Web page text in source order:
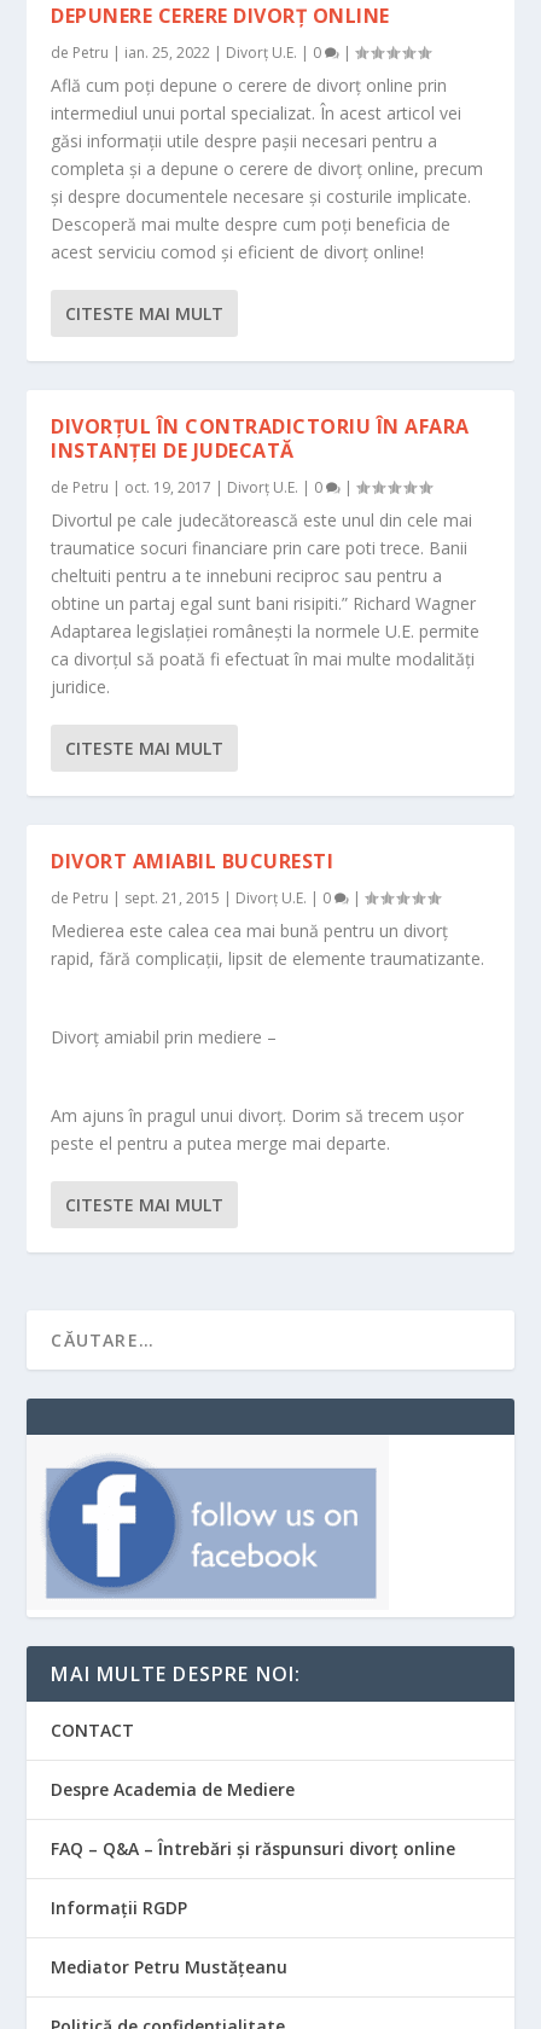
DEPUNERE CERERE DIVORȚ ONLINE
de Petru | ian. 25, 2022 | Divorț U.E. | 0 |
Află cum poți depune o cerere de divorț online prin
intermediul unui portal specializat. În acest articol vei
găsi informații utile despre pașii necesari pentru a
completa și a depune o cerere de divorț online, precum
și despre documentele necesare și costurile implicate.
Descoperă mai multe despre cum poți beneficia de
acest serviciu comod și eficient de divorț online!
CITESTE MAI MULT
DIVORȚUL ÎN CONTRADICTORIU ÎN AFARA
INSTANȚEI DE JUDECATĂ
de Petru | oct. 19, 2017 | Divorț U.E. | 0 |
Divortul pe cale judecătorească este unul din cele mai
traumatice socuri financiare prin care poti trece. Banii
cheltuiti pentru a te innebuni reciproc sau pentru a
obtine un partaj egal sunt bani risipiti.” Richard Wagner
Adaptarea legislației românești la normele U.E. permite
ca divorțul să poată fi efectuat în mai multe modalități
juridice.
CITESTE MAI MULT
DIVORT AMIABIL BUCURESTI
de Petru | sept. 21, 2015 | Divorț U.E. | 0 |
Medierea este calea cea mai bună pentru un divorţ
rapid, fără complicaţii, lipsit de elemente traumatizante.
Divorţ amiabil prin mediere –
Am ajuns în pragul unui divorţ. Dorim să trecem uşor
peste el pentru a putea merge mai departe.
CITESTE MAI MULT
MAI MULTE DESPRE NOI:
CONTACT
Despre Academia de Mediere
FAQ – Q&A – Întrebări și răspunsuri divorț online
Informații RGDP
Mediator Petru Mustățeanu